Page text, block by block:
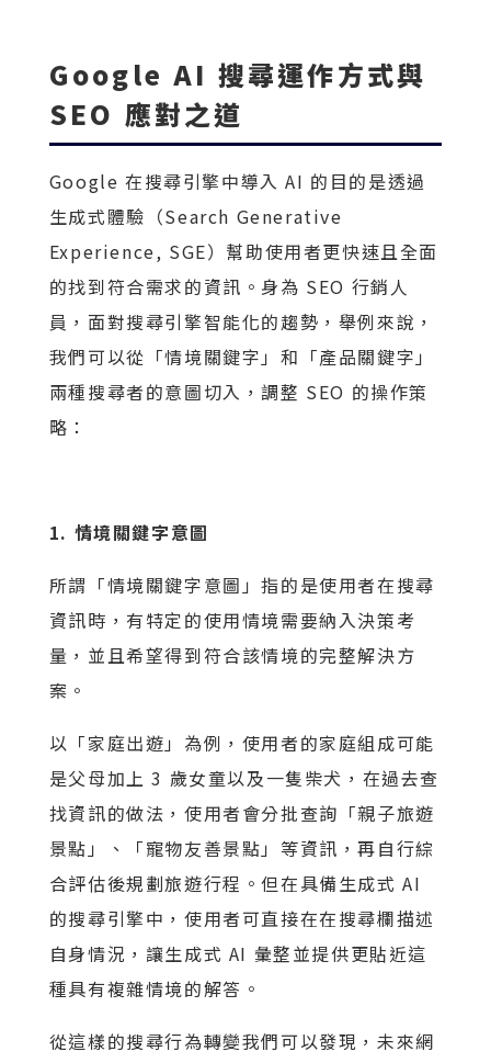
Google AI 搜尋運作方式與
SEO 應對之道
Google 在搜尋引擎中導入 AI 的目的是透過
生成式體驗（Search Generative
Experience, SGE）幫助使用者更快速且全面
的找到符合需求的資訊。身為 SEO 行銷人
員，面對搜尋引擎智能化的趨勢，舉例來說，
我們可以從「情境關鍵字」和「產品關鍵字」
兩種搜尋者的意圖切入，調整 SEO 的操作策
略：
1. 情境關鍵字意圖
所謂「情境關鍵字意圖」指的是使用者在搜尋
資訊時，有特定的使用情境需要納入決策考
量，並且希望得到符合該情境的完整解決方
案。
以「家庭出遊」為例，使用者的家庭組成可能
是父母加上 3 歲女童以及一隻柴犬，在過去查
找資訊的做法，使用者會分批查詢「親子旅遊
景點」、「寵物友善景點」等資訊，再自行綜
合評估後規劃旅遊行程。但在具備生成式 AI
的搜尋引擎中，使用者可直接在在搜尋欄描述
自身情況，讓生成式 AI 彙整並提供更貼近這
種具有複雜情境的解答。
從這樣的搜尋行為轉變我們可以發現，未來網